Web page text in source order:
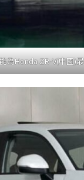
為Honda ZR-V(中國)